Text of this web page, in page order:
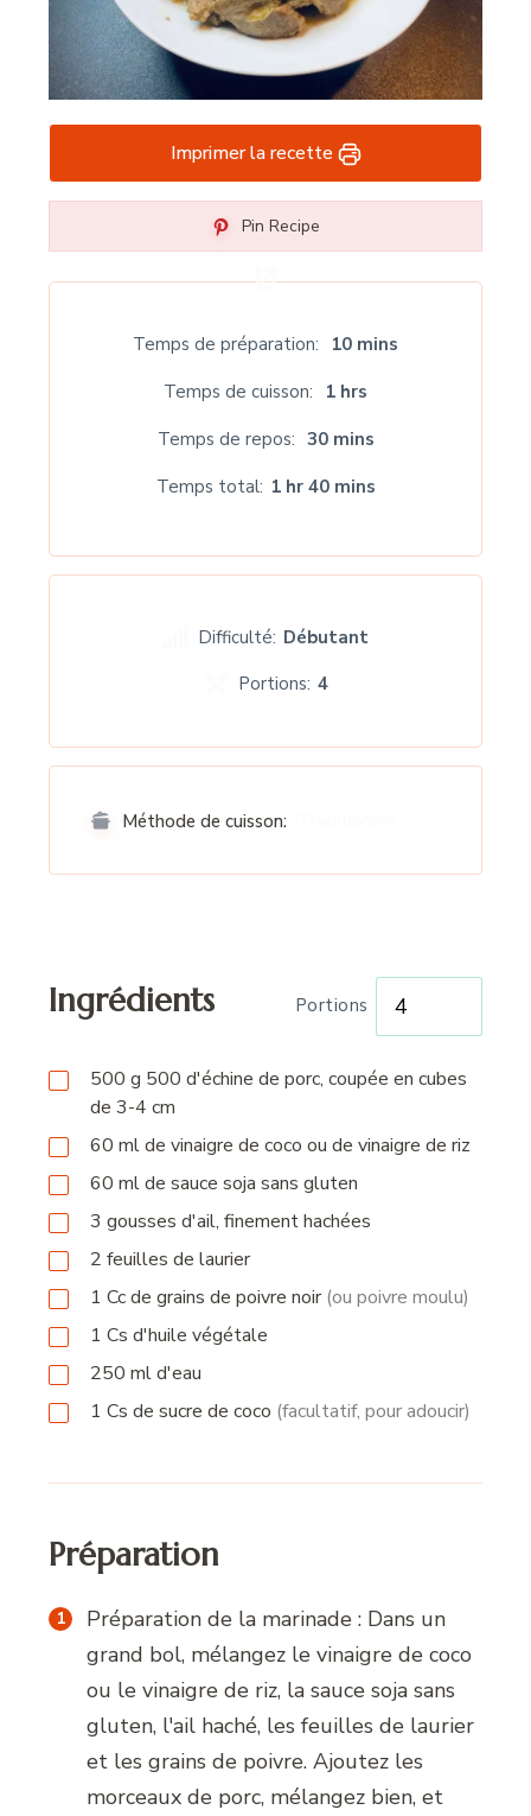
Imprimer la recette
Pin Recipe
Temps de préparation
10 mins
Temps de cuisson
1 hrs
Temps de repos
30 mins
Temps total 1 hr 40 mins
Difficulté: Débutant
Portions: 4
Méthode de cuisson:
Ingrédients Portions
500 g 500 d'échine de porc, coupée en cubes
de 3-4 cm
60 mlde vinaigre de coco ou de vinaigre de riz
60 mlde sauce soja sans gluten
3 gousses d'ail, finement hachées
2 feuilles de laurier
1 Ccde grains de poivre noir(ou poivre moulu)
1 Cs d'huile végétale
250 mld'eau
1 Cs de sucre de coco (facultatif, pour adoucir)
Préparation
Préparation de la marinade : Dans un
grand bol, mélangez le vinaigre de coco
ou le vinaigre de riz, la sauce soja sans
gluten, l'ail haché, les feuilles de laurier
et les grains de poivre. Ajoutez les
morceaux de porc, mélangez bien, et